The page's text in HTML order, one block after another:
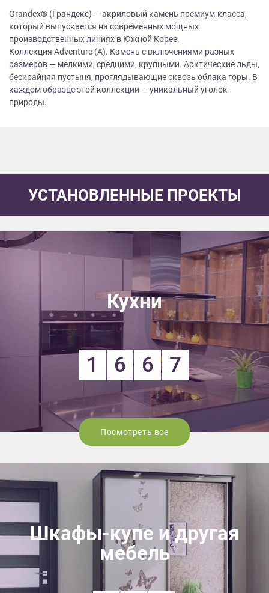
Grandex® (Грандекс) — акриловый камень премиум-класса,
который выпускается на современных мощных
производственных линиях в Южной Корее.
Коллекция Adventure (A). Камень с включениями разных
размеров — мелкими, средними, крупными. Арктические льды,
бескрайняя пустыня, проглядывающие сквозь облака горы. В
каждом образце этой коллекции — уникальный уголок
природы.
УСТАНОВЛЕННЫЕ ПРОЕКТЫ
Кухни
1 6 6 7
Посмотреть все
Шкафы-купе и другая
мебель